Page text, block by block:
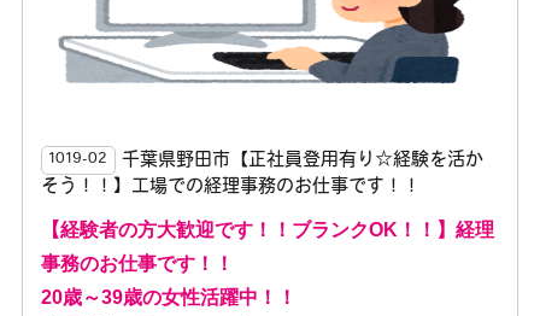
1019-02
千葉県野田市【正社員登用有り☆経験を活か
そう！！】工場での経理事務のお仕事です！！
【経験者の方大歓迎です！！ブランクOK！！】経理
事務のお仕事です！！
20歳～39歳の女性活躍中！！